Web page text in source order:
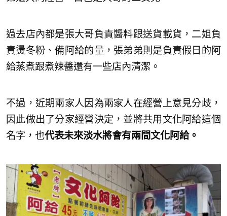
過去店內都是張大哥負責醬料跟送貨載貨，二姐負
責燙冬粉、備阿給的量，張弟弟則是負責假日的阿
給蒸煮跟煮辣醬還有一些店內清潔。
不過，近期兩家人因為兩家人在經營上意見分歧，
因此做出了分家經營決定，並將共用文化阿給這個
名字，也代表未來淡水將會有兩間文化阿給。